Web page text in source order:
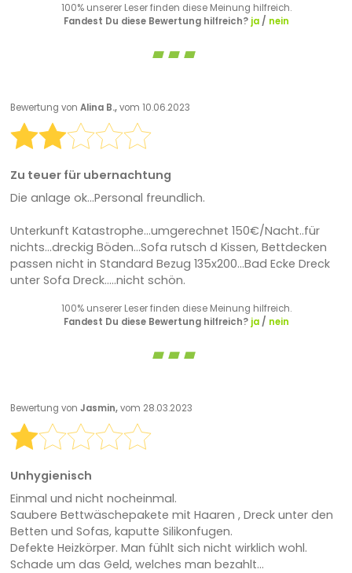
100% unserer Leser finden diese Meinung hilfreich.
Fandest Du diese Bewertung hilfreich? ja/ nein
Bewertung von Alina B.,vom 10.06.2023
Zu teuer für ubernachtung
Die anlage ok...Personal freundlich.
Unterkunft Katastrophe...umgerechnet 150€/Nacht..für
nichts...dreckig Böden...Sofa rutsch d Kissen, Bettdecken
passen nicht in Standard Bezug 135x200...Bad Ecke Dreck
unter Sofa Dreck.....nicht schön.
100% unserer Leser finden diese Meinung hilfreich.
Fandest Du diese Bewertung hilfreich? ja/ nein
Bewertung von Jasmin,vom 28.03.2023
Unhygienisch
Einmal und nicht nocheinmal.
Saubere Bettwäschepakete mit Haaren , Dreck unter den
Betten und Sofas, kaputte Silikonfugen.
Defekte Heizkörper. Man fühlt sich nicht wirklich wohl.
Schade um das Geld, welches man bezahlt...